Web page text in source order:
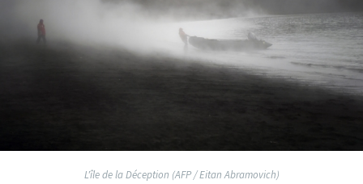
L'île de la Déception (AFP / Eitan Abramovich)